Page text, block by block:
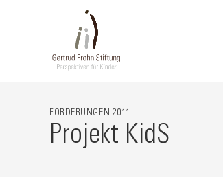
FÖRDERUNGEN 2011
Projekt KidS